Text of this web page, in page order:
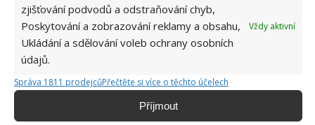
zjišťování podvodů a odstraňování chyb,
Poskytování a zobrazování reklamy a obsahu,
Ukládání a sdělování voleb ochrany osobních
údajů.
Vždy aktivní
Správa 1811 prodejcůPřečtěte si více o těchto účelech
Příjmout